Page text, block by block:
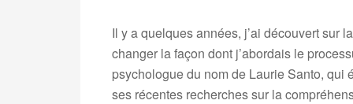
Il y a quelques années, j’ai découvert sur
changer la façon dont j’abordais le
psychologue du nom de Laurie Santo, qui
ses récentes recherches sur la